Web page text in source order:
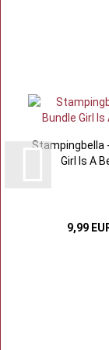
Stampingbella
Girl Is A
9,99